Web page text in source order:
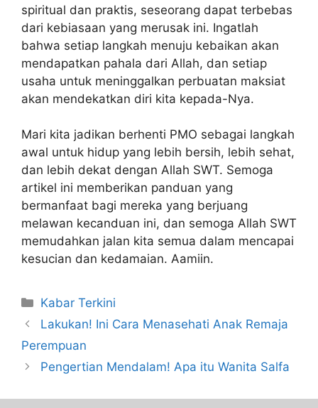
spiritual dan praktis, seseorang dapat terbebas
dari kebiasaan yang merusak ini. Ingatlah
bahwa setiap langkah menuju kebaikan akan
mendapatkan pahala dari Allah, dan setiap
usaha untuk meninggalkan perbuatan maksiat
akan mendekatkan diri kita kepada-Nya.
Mari kita jadikan berhenti PMO sebagai langkah
awal untuk hidup yang lebih bersih, lebih sehat,
dan lebih dekat dengan Allah SWT. Semoga
artikel ini memberikan panduan yang
bermanfaat bagi mereka yang berjuang
melawan kecanduan ini, dan semoga Allah SWT
memudahkan jalan kita semua dalam mencapai
kesucian dan kedamaian. Aamiin.
Kabar Terkini
Lakukan! Ini Cara Menasehati Anak Remaja
Perempuan
Pengertian Mendalam! Apa itu Wanita Salfa